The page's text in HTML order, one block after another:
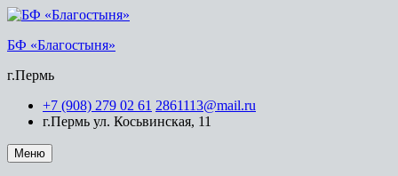
БФ «Благостыня»
г.Пермь
+7 (908) 279 02 61 2861113@mail.ru
г.Пермь ул. Косьвинская, 11
Меню